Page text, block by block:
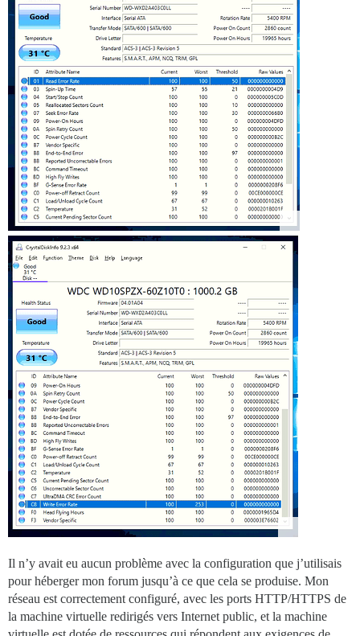
Il n’y avait eu aucun problème avec la configuration que j’utilisais
pour héberger mon forum jusqu’à ce que cela se produise. Mon
réseau est correctement configuré, avec les ports HTTP/HTTPS de
la machine virtuelle redirigés vers Internet public, et la machine